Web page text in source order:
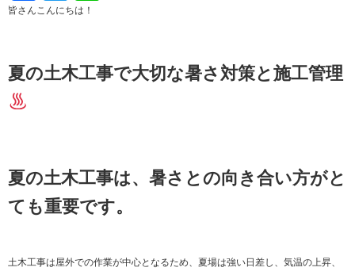
皆さんこんにちは！
夏の土木工事で大切な暑さ対策と施工管理
夏の土木工事は、暑さとの向き合い方がと
ても重要です。
土木工事は屋外での作業が中心となるため、夏場は強い日差し、気温の上昇、